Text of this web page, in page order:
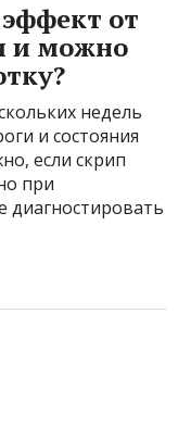
от
и можно
недель
и состояния
если скрип
при